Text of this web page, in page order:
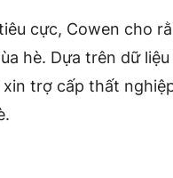
cực, Cowen cho
hè. Dựa trên dữ liệu
trợ cấp thất